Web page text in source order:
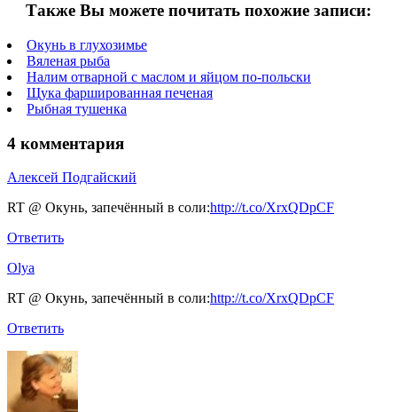
Также Вы можете почитать похожие записи:
Окунь в глухозимье
Вяленая рыба
Налим отварной с маслом и яйцом по-польски
Щука фаршированная печеная
Рыбная тушенка
4 комментария
Алексей Подгайский
RT @ Окунь, запечённый в соли:http://t.co/XrxQDpCF
Ответить
Olya
RT @ Окунь, запечённый в соли:http://t.co/XrxQDpCF
Ответить